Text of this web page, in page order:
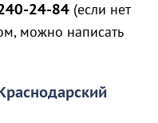
24-84 (если нет
можно написать